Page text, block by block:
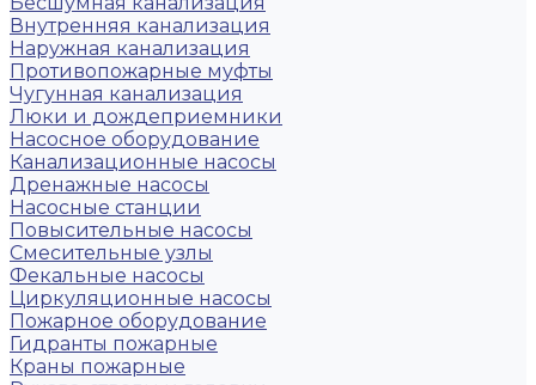
Внутренняя канализация
Наружная канализация
Противопожарные муфты
Чугунная канализация
Люки и дождеприемники
Насосное оборудование
Канализационные насосы
Дренажные насосы
Насосные станции
Повысительные насосы
Смесительные узлы
Фекальные насосы
Циркуляционные насосы
Пожарное оборудование
Гидранты пожарные
Краны пожарные